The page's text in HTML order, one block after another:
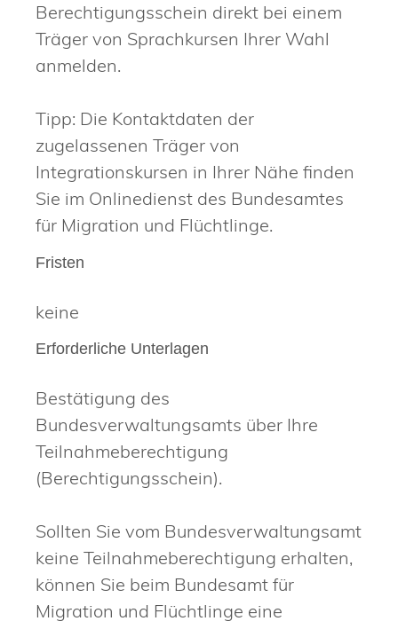
Berechtigungsschein direkt bei einem
Träger von Sprachkursen Ihrer Wahl
anmelden.
Tipp: Die Kontaktdaten der
zugelassenen Träger von
Integrationskursen in Ihrer Nähe finden
Sie im Onlinedienst des Bundesamtes
für Migration und Flüchtlinge.
Fristen
keine
Erforderliche Unterlagen
Bestätigung des
Bundesverwaltungsamts über Ihre
Teilnahmeberechtigung
(Berechtigungsschein).
Sollten Sie vom Bundesverwaltungsamt
keine Teilnahmeberechtigung erhalten,
können Sie beim Bundesamt für
Migration und Flüchtlinge eine